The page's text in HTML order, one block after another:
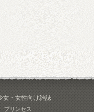
女・女性向け雑誌
プリンセス